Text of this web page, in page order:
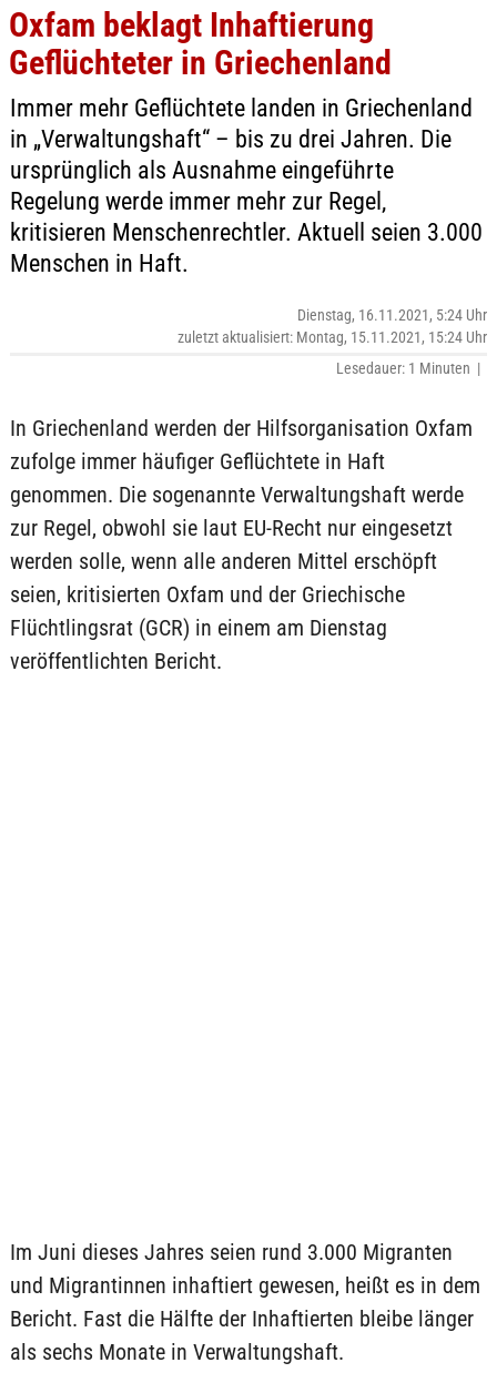
Oxfam beklagt Inhaftierung
Geflüchteter in Griechenland
Immer mehr Geflüchtete landen in Griechenland
in „Verwaltungshaft“ – bis zu drei Jahren. Die
ursprünglich als Ausnahme eingeführte
Regelung werde immer mehr zur Regel,
kritisieren Menschenrechtler. Aktuell seien 3.000
Menschen in Haft.
Dienstag, 16.11.2021, 5:24 Uhr
zuletzt aktualisiert: Montag, 15.11.2021, 15:24 Uhr
Lesedauer: 1 Minuten |
In Griechenland werden der Hilfsorganisation Oxfam
zufolge immer häufiger Geflüchtete in Haft
genommen. Die sogenannte Verwaltungshaft werde
zur Regel, obwohl sie laut EU-Recht nur eingesetzt
werden solle, wenn alle anderen Mittel erschöpft
seien, kritisierten Oxfam und der Griechische
Flüchtlingsrat (GCR) in einem am Dienstag
veröffentlichten Bericht.
Im Juni dieses Jahres seien rund 3.000 Migranten
und Migrantinnen inhaftiert gewesen, heißt es in dem
Bericht. Fast die Hälfte der Inhaftierten bleibe länger
als sechs Monate in Verwaltungshaft.